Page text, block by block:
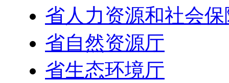
省人力资源和社会
省自然资源厅
省生态环境厅